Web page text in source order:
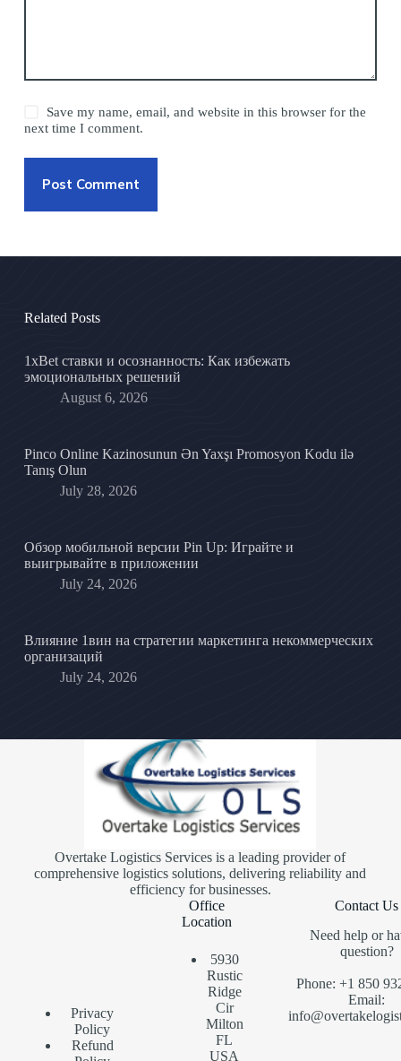
Save my name, email, and website in this browser for the
next time I comment.
Post Comment
Related Posts
1xBet ставки и осознанность: Как избежать
эмоциональных решений
August 6, 2026
Pinco Online Kazinosunun Ən Yaxşı Promosyon Kodu ilə
Tanış Olun
July 28, 2026
Обзор мобильной версии Pin Up: Играйте и
выигрывайте в приложении
July 24, 2026
Влияние 1вин на стратегии маркетинга некоммерческих
организаций
July 24, 2026
Overtake Logistics Services is a leading provider of
comprehensive logistics solutions, delivering reliability and
efficiency for businesses.
Privacy
Policy
Refund
Office
Location
5930
Rustic
Ridge
Cir
Milton
FL
USA
Contact Us
Need help or
question?
Phone: +1 850
Email: